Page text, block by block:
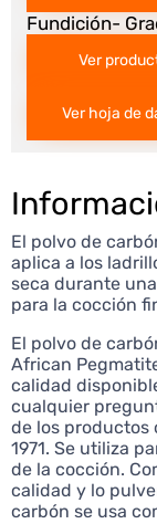
Fundición-
Ver
Ver hoja de
El polvo de
aplica a los
seca durante
para la cocción
El polvo de
African
calidad
cualquier
de los productos
1971. Se utiliza
de la cocción.
calidad y lo
carbón se usa